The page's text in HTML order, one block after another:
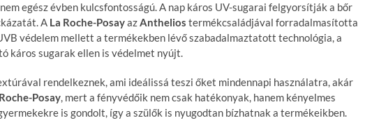
egész évben kulcsfontosságú. A nap káros UV-sugarai felgyorsítják a bőr
A La Roche-PosayazAnthelios termékcsaládjával forradalmasította
védelem mellett a termékekben lévő szabadalmaztatott technológia, a
káros sugarak ellen is védelmet nyújt.
rendelkeznek, ami ideálissá teszi őket mindennapi használatra, akár
Posay, mert a fényvédőik nem csak hatékonyak, hanem kényelmes
is gondolt, így a szülők is nyugodtan bízhatnak a termékeikben.